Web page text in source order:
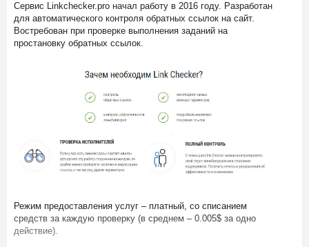
Сервис Linkchecker.pro начал работу в 2016 году. Разработан
для автоматического контроля обратных ссылок на сайт.
Востребован при проверке выполнения заданий на
простановку обратных ссылок.
Режим предоставления услуг – платный, со списанием
средств за каждую проверку (в среднем – 0.005$ за одно
действие).